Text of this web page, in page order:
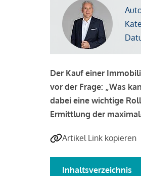
Der Kauf einer
vor der Frage: „Was
dabei eine wichtige
Ermittlung der
Artikel Link kopieren
Inhaltsverzeichnis